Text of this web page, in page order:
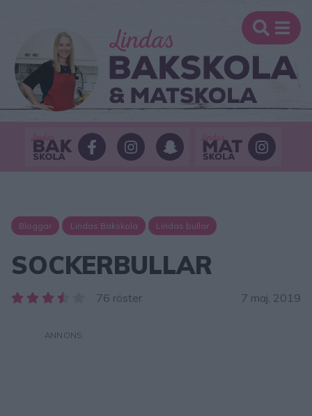
Bloggar Lindas Bakskola Lindas bullar
SOCKERBULLAR
76 röster 7 maj, 2019